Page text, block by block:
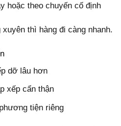
hoặc theo chuyến cố định
thì hàng đi càng nhanh.
dỡ lâu hơn
xếp cẩn thận
tiện riêng